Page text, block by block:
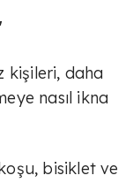
kişileri, daha
nasıl ikna
bisiklet ve